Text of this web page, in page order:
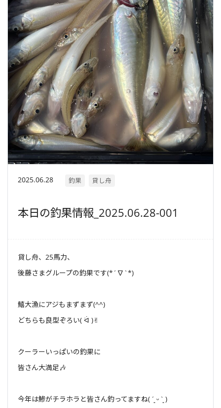
2025.06.28 釣果 貸し舟
本日の釣果情報_2025.06.28-001
貸し舟、25馬力、
後藤さまグループの釣果です(*´∇`*)
鱚大漁にアジもまずまず(^^)
どちらも良型ぞろい( ᐛ )✌︎
クーラーいっぱいの釣果に
皆さん大満足🎶
今年は鯵がチラホラと皆さん釣ってますね( ´͈ ᵕ `͈ )